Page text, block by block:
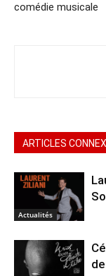
comédie musicale
ARTICLES
Actualités